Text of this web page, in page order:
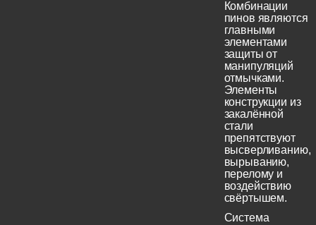
Комбинации
пинов являются
главными
элементами
защиты от
манипуляций
отмычками.
Элементы
конструкции из
закалённой
стали
препятствуют
высверливанию,
вырыванию,
перелому и
воздействию
свёртышем.
Система